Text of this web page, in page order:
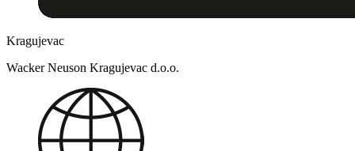
Kragujevac
Wacker Neuson Kragujevac d.o.o.